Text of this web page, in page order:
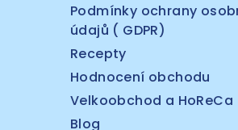
Podmínky ochrany
údajů ( GDPR)
Recepty
Hodnocení obchodu
Velkoobchod a HoReCa
Blog